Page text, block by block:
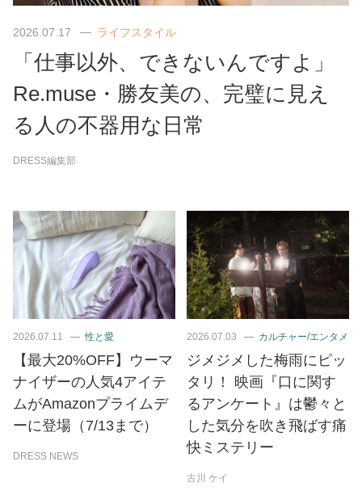
2026.07.17 ライフスタイル
「仕事以外、できないんですよ」
Re.muse・勝友美の、完璧に見え
る人の不器用な日常
DRESS編集部
2026.07.11 性と愛
【最大20%OFF】ウーマ
ナイザーの人気4アイテ
ムがAmazonプライムデ
ーに登場（7/13まで）
DRESS NEWS
2026.07.03 カルチャー/エンタメ
ジメジメした梅雨にピッ
タリ！ 映画『口に関す
るアンケート』は鬱々と
した気分を吹き飛ばす痛
快ミステリー
古川 ケイ